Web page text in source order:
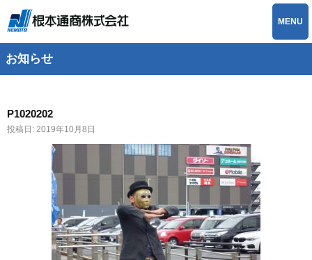
MENU
お知らせ
P1020202
投稿日: 2019年10月8日